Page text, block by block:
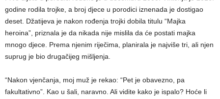
godine rodila trojke, a broj djece u porodici iznenada je dostigao
deset. Džatijeva je nakon rođenja trojki dobila titulu “Majka
heroina”, priznala je da nikada nije mislila da će postati majka
mnogo djece. Prema njenim riječima, planirala je najviše tri, ali njen
suprug je bio drugačijeg mišljenja.
“Nakon vjenčanja, moj muž je rekao: “Pet je obavezno, pa
fakultativno”. Kao u šali, naravno. Ali vidite kako je ispalo? Hoće li